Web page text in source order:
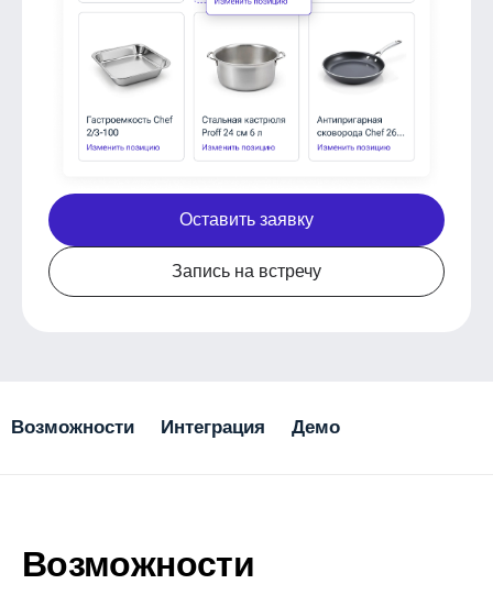
Оставить заявку
Запись на встречу
Возможности Интеграция Демо
Возможности